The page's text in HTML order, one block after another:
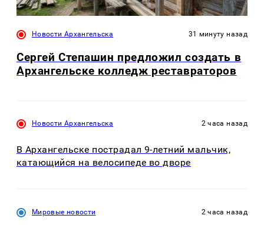
Новости Архангельска 31 минуту назад
Сергей Степашин предложил создать в
Архангельске колледж реставраторов
Новости Архангельска 2 часа назад
В Архангельске пострадал 9-летний мальчик,
катающийся на велосипеде во дворе
Мировые новости 2 часа назад